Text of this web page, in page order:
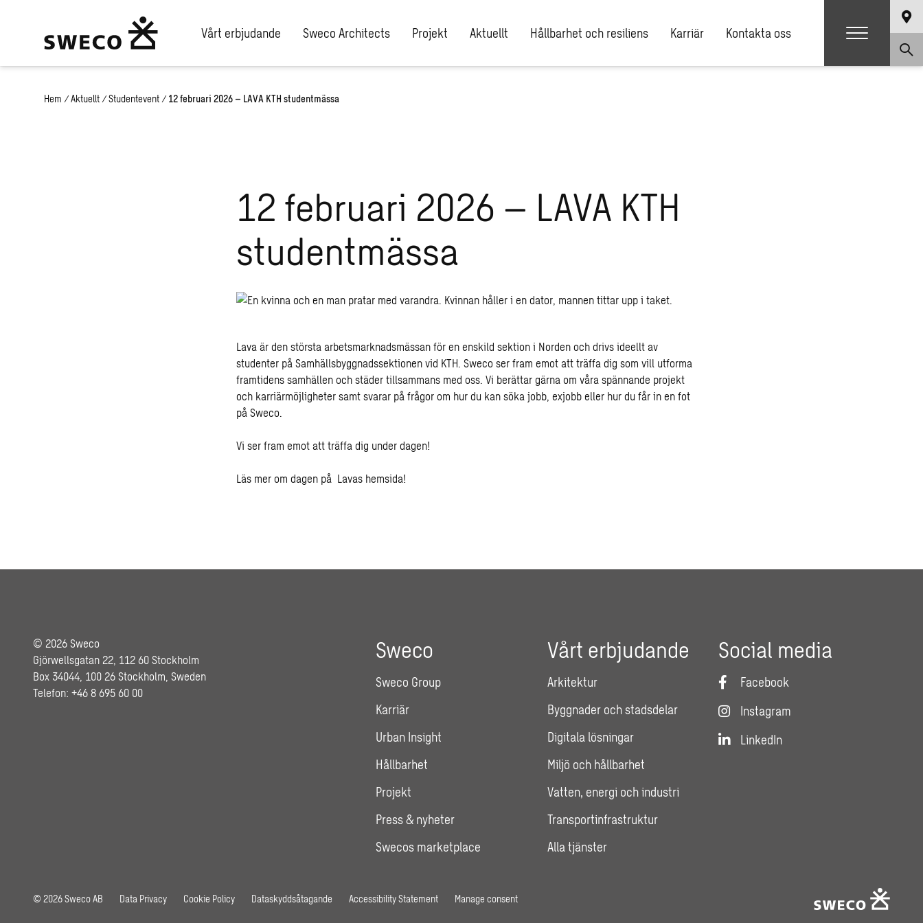
Vårt erbjudande Sweco Architects Projekt Aktuellt Hållbarhet och resiliens Karriär Kontakta oss
Hem / Aktuellt / Studentevent / 12 februari 2026 – LAVA KTH studentmässa
12 februari 2026 – LAVA KTH
studentmässa
Lava är den största arbetsmarknadsmässan för en enskild sektion i Norden och drivs ideellt av
studenter på Samhällsbyggnadssektionen vid KTH. Sweco ser fram emot att träffa dig som vill utforma
framtidens samhällen och städer tillsammans med oss. Vi berättar gärna om våra spännande projekt
och karriärmöjligheter samt svarar på frågor om hur du kan söka jobb, exjobb eller hur du får in en fot
på Sweco.
Vi ser fram emot att träffa dig under dagen!
Läs mer om dagen på Lavas hemsida!
© 2026 Sweco
Gjörwellsgatan 22, 112 60 Stockholm
Box 34044, 100 26 Stockholm, Sweden
Telefon: +46 8 695 60 00
Sweco
Sweco Group
Karriär
Urban Insight
Hållbarhet
Projekt
Press & nyheter
Swecos marketplace
Vårt erbjudande
Arkitektur
Byggnader och stadsdelar
Digitala lösningar
Miljö och hållbarhet
Vatten, energi och industri
Transportinfrastruktur
Alla tjänster
Social media
Facebook
Instagram
LinkedIn
© 2026 Sweco AB Data Privacy Cookie Policy Dataskyddsåtagande Accessibility Statement Manage consent